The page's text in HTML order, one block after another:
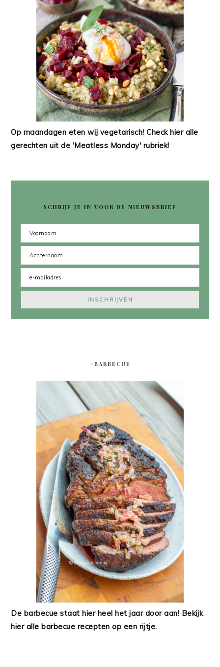
Op maandagen eten wij vegetarisch! Check hier alle
gerechten uit de 'Meatless Monday' rubriek!
SCHRIJF JE IN VOOR DE NIEUWSBRIEF
#BARBECUE
De barbecue staat hier heel het jaar door aan! Bekijk
hier alle barbecue recepten op een rijtje.